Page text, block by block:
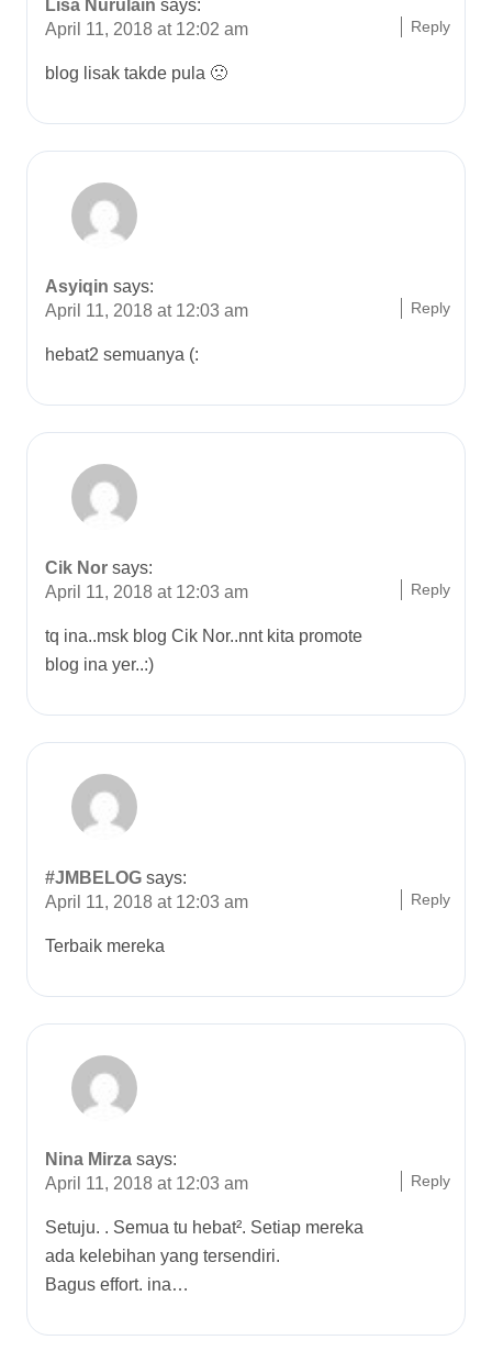
Lisa Nurulain says:
April 11, 2018 at 12:02 am
blog lisak takde pula 🙁
Reply
Asyiqin says:
April 11, 2018 at 12:03 am
hebat2 semuanya (:
Reply
Cik Nor says:
April 11, 2018 at 12:03 am
tq ina..msk blog Cik Nor..nnt kita promote
blog ina yer..:)
Reply
#JMBELOG says:
April 11, 2018 at 12:03 am
Terbaik mereka
Reply
Nina Mirza says:
April 11, 2018 at 12:03 am
Setuju. . Semua tu hebat². Setiap mereka
ada kelebihan yang tersendiri.
Bagus effort. ina…
Reply